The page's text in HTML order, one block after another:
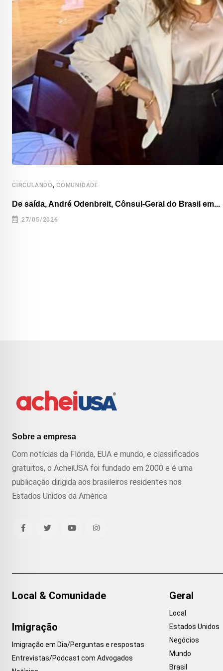
CIRCULANDO , COMUNIDADE
De saída, André Odenbreit, Cônsul-Geral do Brasil em...
27/05/2026
Sobre a empresa
Com notícias da Flórida, EUA e mundo, e classificados
gratuitos, o AcheiUSA foi fundado em 2000 e é uma
publicação dirigida aos brasileiros residentes nos
Estados Unidos da América
Local & Comunidade
Imigração
Imigração em Dia/Perguntas e respostas
Entrevistas/Podcast com Advogados
Geral
Local
Estados Unidos
Negócios
Mundo
Brasil